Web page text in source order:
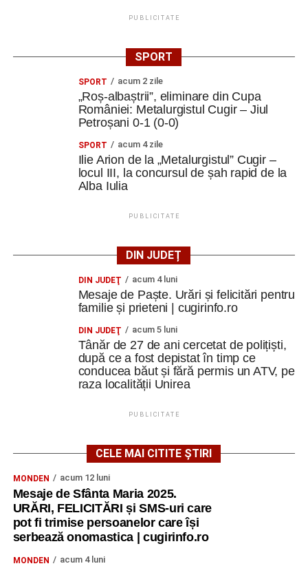
PUBLICITATE
SPORT
SPORT acum 2 zile
„Roș-albaștrii”, eliminare din Cupa
României: Metalurgistul Cugir – Jiul
Petroșani 0-1 (0-0)
SPORT acum 4 zile
Ilie Arion de la „Metalurgistul” Cugir –
locul III, la concursul de șah rapid de la
Alba Iulia
PUBLICITATE
DIN JUDEȚ
DIN JUDEŢ acum 4 luni
Mesaje de Paște. Urări și felicitări pentru
familie și prieteni | cugirinfo.ro
DIN JUDEŢ acum 5 luni
Tânăr de 27 de ani cercetat de polițiști,
după ce a fost depistat în timp ce
conducea băut și fără permis un ATV, pe
raza localității Unirea
PUBLICITATE
CELE MAI CITITE ȘTIRI
MONDEN acum 12 luni
Mesaje de Sfânta Maria 2025.
URĂRI, FELICITĂRI și SMS-uri care
pot fi trimise persoanelor care își
serbează onomastica | cugirinfo.ro
MONDEN acum 4 luni